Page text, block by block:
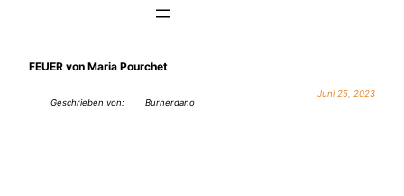
FEUER von Maria Pourchet
Geschrieben von: Burnerdano
Juni 25, 2023